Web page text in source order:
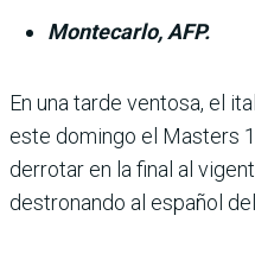
Montecarlo, AFP.
En una tarde ventosa, el
este domingo el Mas­ters
derrotar en la final al
destronando al español